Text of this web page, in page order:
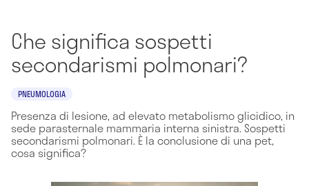
Che significa sospetti
secondarismi polmonari?
PNEUMOLOGIA
Presenza di lesione, ad elevato metabolismo glicidico, in
sede parasternale mammaria interna sinistra. Sospetti
secondarismi polmonari. È la conclusione di una pet,
cosa significa?